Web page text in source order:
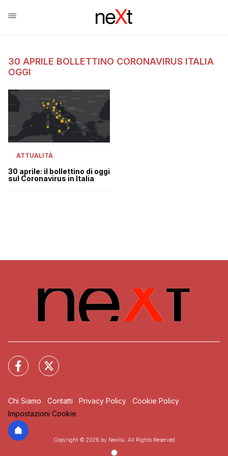
30 APRILE BOLLETTINO CORONAVIRUS ITALIA
OGGI
ATTUALITÀ
30 aprile: il bollettino di oggi
sul Coronavirus in Italia
Chi Siamo Contatti Privacy Policy
Cookie Policy
Impostazioni Cookie
Copyright © 2026 by Nexilia. All Rights Reserved